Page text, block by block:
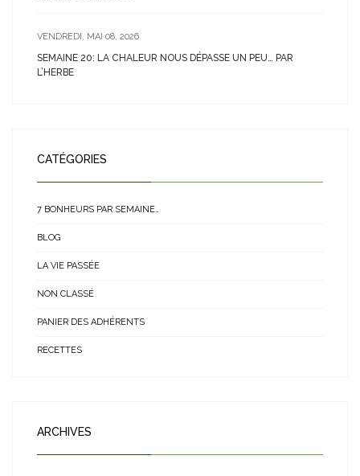
VENDREDI, MAI 08, 2026
SEMAINE 20: LA CHALEUR NOUS DÉPASSE UN PEU… PAR
L’HERBE
CATÉGORIES
7 BONHEURS PAR SEMAINE…
BLOG
LA VIE PASSÉE
NON CLASSÉ
PANIER DES ADHÉRENTS
RECETTES
ARCHIVES